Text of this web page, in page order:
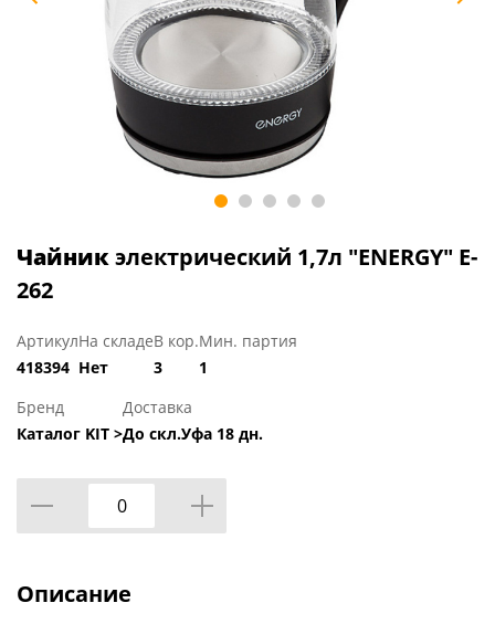
Чайникэлектрический 1,7л "ENERGY" E-
262
Артикул
418394
На складе
Нет
В кор.
3
Мин. партия
1
Бренд
Каталог KIT >
Доставка
До скл.Уфа 18 дн.
Описание